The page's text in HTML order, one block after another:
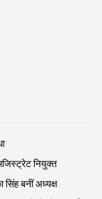
नियुक्त
सिंह बनीं अध्यक्ष